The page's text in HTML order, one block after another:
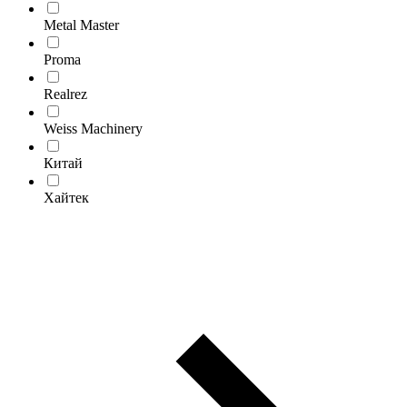
Metal Master
Proma
Realrez
Weiss Machinery
Китай
Хайтек